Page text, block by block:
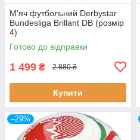
М'яч футбольний Derbystar
Bundesliga Brillant DB (розмір
4)
Готово до відправки
1 499 ₴ 2 880 ₴
Купити
–29%